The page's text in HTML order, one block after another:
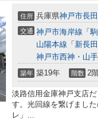
住所 兵庫県神戸市長
交通 神戸市海岸線 「
山陽本線 「 新長田
神戸市西神・山
築年 築19年 階数 2
淡路信用金庫神戸支店
す。光回線を繋げまし
レ」...